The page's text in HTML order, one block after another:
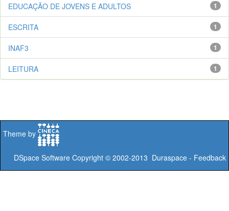
1
EDUCAÇÃO DE JOVENS E ADULTOS
1
ESCRITA
1
INAF3
1
LEITURA
Theme by
DSpace Software Copyright © 2002-2013 Duraspace - Feedback